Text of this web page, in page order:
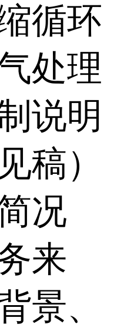
循环
处理
说明
稿）
况
来
景、